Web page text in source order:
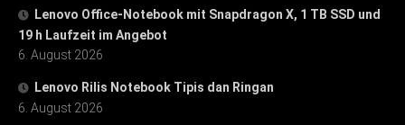
Lenovo Office-Notebook mit Snapdragon X, 1 TB SSD und
19 h Laufzeit im Angebot
6. August 2026
Lenovo Rilis Notebook Tipis dan Ringan
6. August 2026